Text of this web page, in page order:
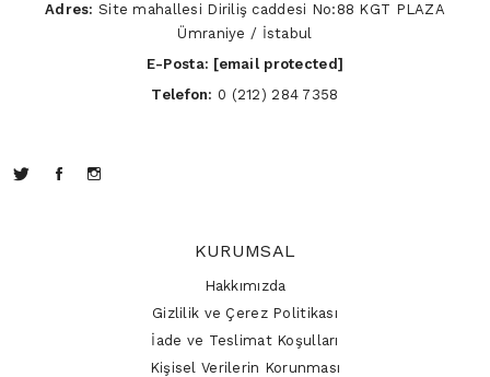
Adres: Site mahallesi Diriliş caddesi No:88 KGT PLAZA
Ümraniye / İstabul
E-Posta: [email protected]
Telefon: 0 (212) 284 7358
KURUMSAL
Hakkımızda
Gizlilik ve Çerez Politikası
İade ve Teslimat Koşulları
Kişisel Verilerin Korunması